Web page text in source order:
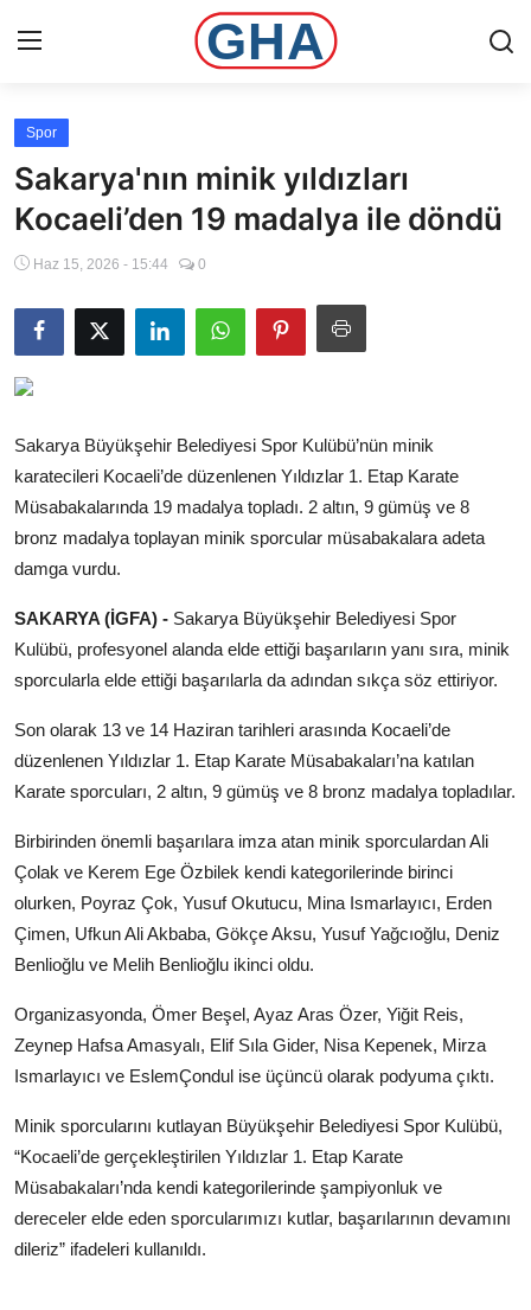
Ana Sayfa
Gündem
Gemlik
Bursa
Siyaset
İletişim
Spor
Künye
Magazin
Gizlilik Politikası
Çerez Politikası
Kullanım Şartnamesi
Veri Politikası
Teknoloji
Spor
Sakarya'nın minik yıldızları
Kocaeli’den 19 madalya ile döndü
Haz 15, 2026 - 15:44 0
Sakarya Büyükşehir Belediyesi Spor Kulübü’nün minik
karatecileri Kocaeli’de düzenlenen Yıldızlar 1. Etap Karate
Müsabakalarında 19 madalya topladı. 2 altın, 9 gümüş ve 8
bronz madalya toplayan minik sporcular müsabakalara adeta
damga vurdu.
SAKARYA (İGFA) - Sakarya Büyükşehir Belediyesi Spor
Kulübü, profesyonel alanda elde ettiği başarıların yanı sıra, minik
sporcularla elde ettiği başarılarla da adından sıkça söz ettiriyor.
Son olarak 13 ve 14 Haziran tarihleri arasında Kocaeli’de
düzenlenen Yıldızlar 1. Etap Karate Müsabakaları’na katılan
Karate sporcuları, 2 altın, 9 gümüş ve 8 bronz madalya topladılar.
Birbirinden önemli başarılara imza atan minik sporculardan Ali
Çolak ve Kerem Ege Özbilek kendi kategorilerinde birinci
olurken, Poyraz Çok, Yusuf Okutucu, Mina Ismarlayıcı, Erden
Çimen, Ufkun Ali Akbaba, Gökçe Aksu, Yusuf Yağcıoğlu, Deniz
Benlioğlu ve Melih Benlioğlu ikinci oldu.
Organizasyonda, Ömer Beşel, Ayaz Aras Özer, Yiğit Reis,
Zeynep Hafsa Amasyalı, Elif Sıla Gider, Nisa Kepenek, Mirza
Ismarlayıcı ve EslemÇondul ise üçüncü olarak podyuma çıktı.
Minik sporcularını kutlayan Büyükşehir Belediyesi Spor Kulübü,
“Kocaeli’de gerçekleştirilen Yıldızlar 1. Etap Karate
Müsabakaları’nda kendi kategorilerinde şampiyonluk ve
dereceler elde eden sporcularımızı kutlar, başarılarının devamını
dileriz” ifadeleri kullanıldı.